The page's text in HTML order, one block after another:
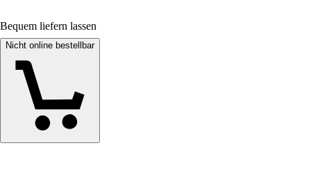
Bequem liefern lassen
Nicht online bestellbar